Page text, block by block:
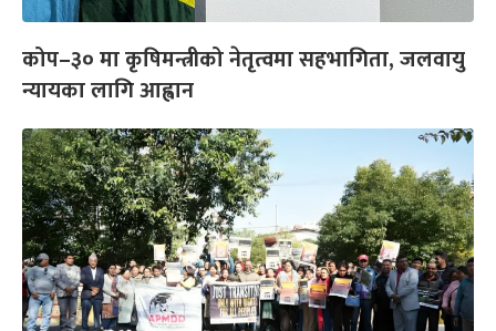
कोप–३० मा कृषिमन्त्रीको नेतृत्वमा सहभागिता, जलवायु
न्यायका लागि आह्वान